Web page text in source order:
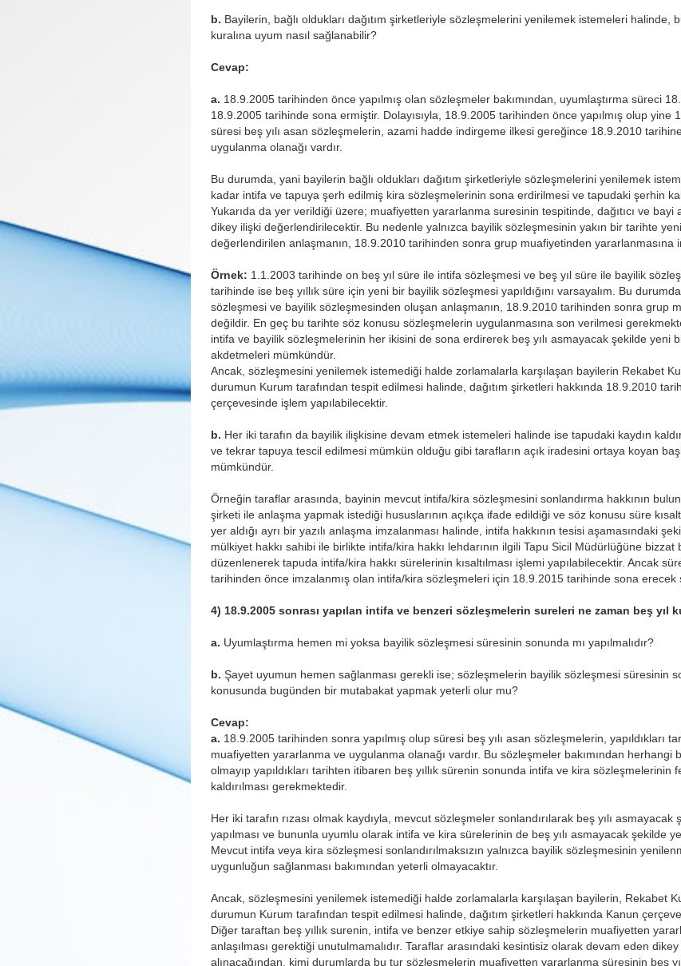
b. Bayilerin, bağlı oldukları dağıtım şirketleriyle sözleşmelerini yenilemek istemeleri halinde,
kuralına uyum nasıl sağlanabilir?
Cevap:
a. 18.9.2005 tarihinden önce yapılmış olan sözleşmeler bakımından, uyumlaştırma süreci
18.9.2005 tarihinde sona ermiştir. Dolayısıyla, 18.9.2005 tarihinden önce yapılmış olup yine
süresi beş yılı asan sözleşmelerin, azami hadde indirgeme ilkesi gereğince 18.9.2010
uygulanma olanağı vardır.
Bu durumda, yani bayilerin bağlı oldukları dağıtım şirketleriyle sözleşmelerini yenilemek
kadar intifa ve tapuya şerh edilmiş kira sözleşmelerinin sona erdirilmesi ve tapudaki şerhin
Yukarıda da yer verildiği üzere; muafiyetten yararlanma suresinin tespitinde, dağıtıcı ve bayi
dikey ilişki değerlendirilecektir. Bu nedenle yalnızca bayilik sözleşmesinin yakın bir tarihte
değerlendirilen anlaşmanın, 18.9.2010 tarihinden sonra grup muafiyetinden yararlanmasına
Örnek: 1.1.2003 tarihinde on beş yıl süre ile intifa sözleşmesi ve beş yıl süre ile bayilik
tarihinde ise beş yıllık süre için yeni bir bayilik sözleşmesi yapıldığını varsayalım. Bu
sözleşmesi ve bayilik sözleşmesinden oluşan anlaşmanın, 18.9.2010 tarihinden sonra grup
değildir. En geç bu tarihte söz konusu sözleşmelerin uygulanmasına son verilmesi
intifa ve bayilik sözleşmelerinin her ikisini de sona erdirerek beş yılı asmayacak şekilde yeni
akdetmeleri mümkündür.
Ancak, sözleşmesini yenilemek istemediği halde zorlamalarla karşılaşan bayilerin Rekabet
durumun Kurum tarafından tespit edilmesi halinde, dağıtım şirketleri hakkında 18.9.2010
çerçevesinde işlem yapılabilecektir.
b. Her iki tarafın da bayilik ilişkisine devam etmek istemeleri halinde ise tapudaki kaydın
ve tekrar tapuya tescil edilmesi mümkün olduğu gibi tarafların açık iradesini ortaya koyan
mümkündür.
Örneğin taraflar arasında, bayinin mevcut intifa/kira sözleşmesini sonlandırma hakkının
şirketi ile anlaşma yapmak istediği hususlarının açıkça ifade edildiği ve söz konusu süre
yer aldığı ayrı bir yazılı anlaşma imzalanması halinde, intifa hakkının tesisi aşamasındaki
mülkiyet hakkı sahibi ile birlikte intifa/kira hakkı lehdarının ilgili Tapu Sicil Müdürlüğüne
düzenlenerek tapuda intifa/kira hakkı sürelerinin kısaltılması işlemi yapılabilecektir. Ancak
tarihinden önce imzalanmış olan intifa/kira sözleşmeleri için 18.9.2015 tarihinde sona erecek
4) 18.9.2005 sonrası yapılan intifa ve benzeri sözleşmelerin sureleri ne zaman beş yıl
a. Uyumlaştırma hemen mi yoksa bayilik sözleşmesi süresinin sonunda mı yapılmalıdır?
b. Şayet uyumun hemen sağlanması gerekli ise; sözleşmelerin bayilik sözleşmesi süresinin
konusunda bugünden bir mutabakat yapmak yeterli olur mu?
Cevap:
a. 18.9.2005 tarihinden sonra yapılmış olup süresi beş yılı asan sözleşmelerin, yapıldıkları
muafiyetten yararlanma ve uygulanma olanağı vardır. Bu sözleşmeler bakımından herhangi
olmayıp yapıldıkları tarihten itibaren beş yıllık sürenin sonunda intifa ve kira
kaldırılması gerekmektedir.
Her iki tarafın rızası olmak kaydıyla, mevcut sözleşmeler sonlandırılarak beş yılı
yapılması ve bununla uyumlu olarak intifa ve kira sürelerinin de beş yılı asmayacak şekilde
Mevcut intifa veya kira sözleşmesi sonlandırılmaksızın yalnızca bayilik sözleşmesinin
uygunluğun sağlanması bakımından yeterli olmayacaktır.
Ancak, sözleşmesini yenilemek istemediği halde zorlamalarla karşılaşan bayilerin, Rekabet
durumun Kurum tarafından tespit edilmesi halinde, dağıtım şirketleri hakkında Kanun
Diğer taraftan beş yıllık surenin, intifa ve benzer etkiye sahip sözleşmelerin muafiyetten
anlaşılması gerektiği unutulmamalıdır. Taraflar arasındaki kesintisiz olarak devam eden
alınacağından, kimi durumlarda bu tur sözleşmelerin muafiyetten yararlanma süresinin beş